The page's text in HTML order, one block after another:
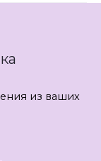
из ваших